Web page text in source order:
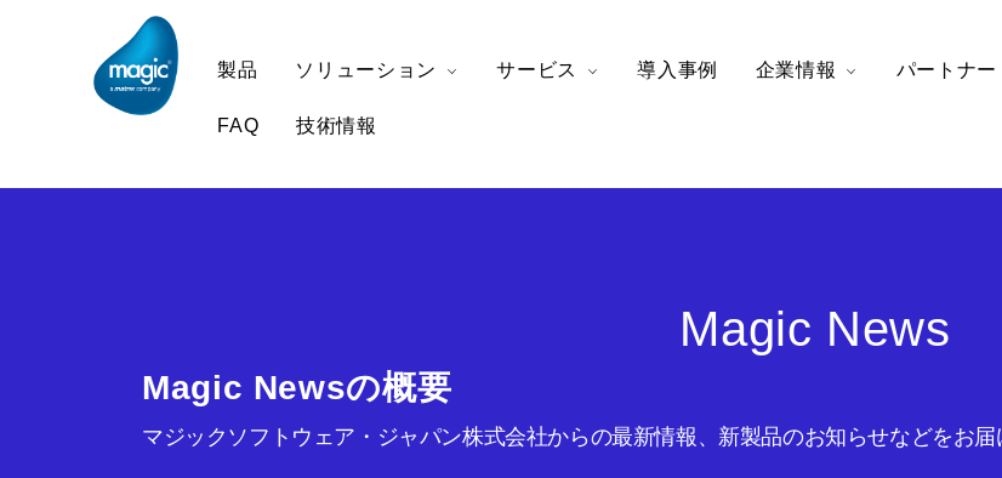
製品 ソリューション サービス 導入事例 企業情報 パートナー
FAQ 技術情報
Magic News
Magic Newsの概要
マジックソフトウェア・ジャパン株式会社からの最新情報、新製品のお知らせなどをお届